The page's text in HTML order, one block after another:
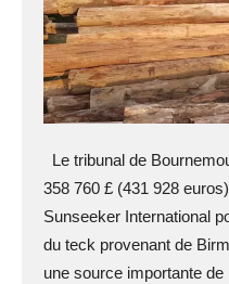
Le tribunal de
358 760 £ (431 928
Sunseeker International
du teck provenant de
une source importante